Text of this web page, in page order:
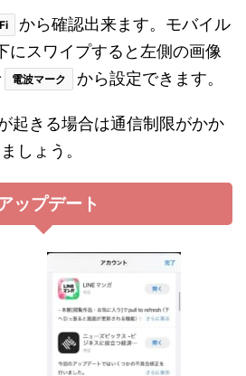
から確認出来ます。モバイル
にスワイプすると左側の画像
電波マーク から設定できます。
起きる場合は通信制限がかか
しょう。
ップデート